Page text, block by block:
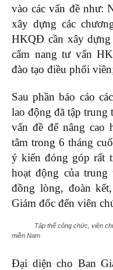
vào các vấn đề như:
xây dựng các
HKQĐ cần xây
cẩm nang tư vấn
đào tạo điều phối
Sau phần báo cáo
lao động đã tập trung
vấn đề để nâng cao
tâm trong 6 tháng
ý kiến đóng góp rất
hoạt động của
đồng lòng, đoàn
Giám đốc đến viên
Tập thể công chức, viên chức,
miền Nam
Đại diện cho Ban